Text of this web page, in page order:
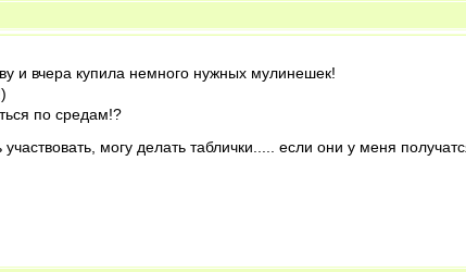
и вчера купила немного нужных мулинешек!
по средам!?
могу делать таблички..... если они у меня